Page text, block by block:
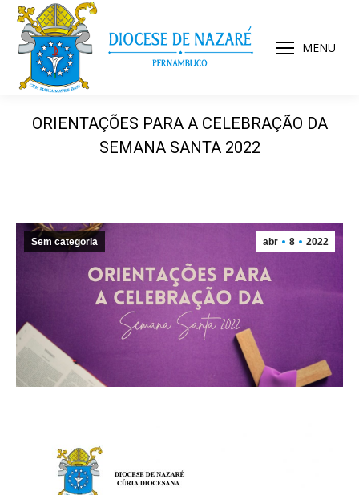
MENU
ORIENTAÇÕES PARA A CELEBRAÇÃO DA
SEMANA SANTA 2022
abr 8 2022
Sem categoria